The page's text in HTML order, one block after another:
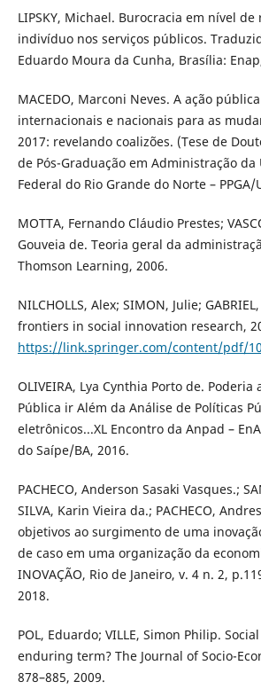
LIPSKY, Michael. Burocracia em nível
indivíduo nos serviços públicos.
Eduardo Moura da Cunha, Brasília:
MACEDO, Marconi Neves. A ação
internacionais e nacionais para as
2017: revelando coalizões. (Tese de
de Pós-Graduação em Administração
Federal do Rio Grande do Norte – PPGA/
MOTTA, Fernando Cláudio Prestes;
Gouveia de. Teoria geral da
Thomson Learning, 2006.
NILCHOLLS, Alex; SIMON, Julie;
frontiers in social innovation research,
https://link.springer.com/content/pdf/
OLIVEIRA, Lya Cynthia Porto de. Poderia
Pública ir Além da Análise de Políticas
eletrônicos...XL Encontro da Anpad –
do Saípe/BA, 2016.
PACHECO, Anderson Sasaki Vasques.;
SILVA, Karin Vieira da.; PACHECO,
objetivos ao surgimento de uma
de caso em uma organização da
INOVAÇÃO, Rio de Janeiro, v. 4 n. 2,
2018.
POL, Eduardo; VILLE, Simon Philip.
enduring term? The Journal of Socio-
878–885, 2009.